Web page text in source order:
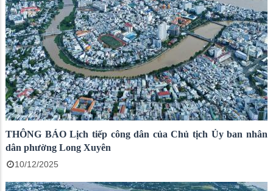
THÔNG BÁO Lịch tiếp công dân của Chủ tịch Ủy ban nhân
dân phường Long Xuyên
10/12/2025